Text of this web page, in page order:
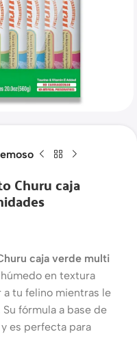
Churu caja
caja verde multi
en textura
tu felino mientras le
fórmula a base de
es perfecta para